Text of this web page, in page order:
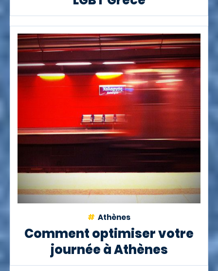
Athènes
Comment optimiser votre
journée à Athènes